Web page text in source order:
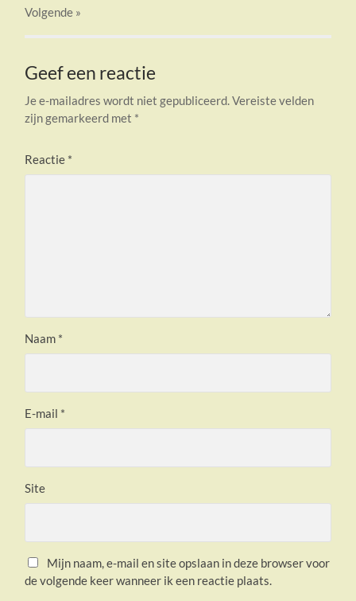
Volgende »
Geef een reactie
Je e-mailadres wordt niet gepubliceerd.Vereiste velden
zijn gemarkeerd met *
Reactie *
Naam *
E-mail *
Site
Mijn naam, e-mail en site opslaan in deze browser voor
de volgende keer wanneer ik een reactie plaats.